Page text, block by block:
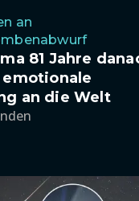
an
81 Jahre
emotionale
an die Welt